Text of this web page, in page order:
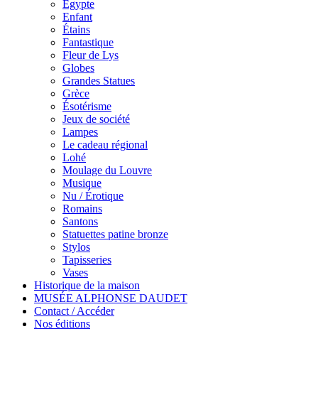
Égypte
Enfant
Étains
Fantastique
Fleur de Lys
Globes
Grandes Statues
Grèce
Ésotérisme
Jeux de société
Lampes
Le cadeau régional
Lohé
Moulage du Louvre
Musique
Nu / Érotique
Romains
Santons
Statuettes patine bronze
Stylos
Tapisseries
Vases
Historique de la maison
MUSÉE ALPHONSE DAUDET
Contact / Accéder
Nos éditions